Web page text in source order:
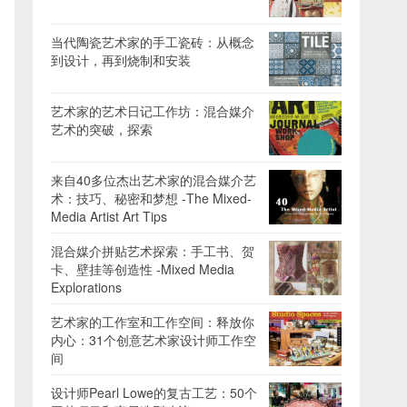
当代陶瓷艺术家的手工瓷砖：从概念
到设计，再到烧制和安装
艺术家的艺术日记工作坊：混合媒介
艺术的突破，探索
来自40多位杰出艺术家的混合媒介艺
术：技巧、秘密和梦想 -The Mixed-
Media Artist Art Tips
混合媒介拼贴艺术探索：手工书、贺
卡、壁挂等创造性 -Mixed Media
Explorations
艺术家的工作室和工作空间：释放你
内心：31个创意艺术家设计师工作空
间
设计师Pearl Lowe的复古工艺：50个